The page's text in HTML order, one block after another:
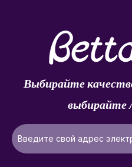
Выбирайте
выбирайте